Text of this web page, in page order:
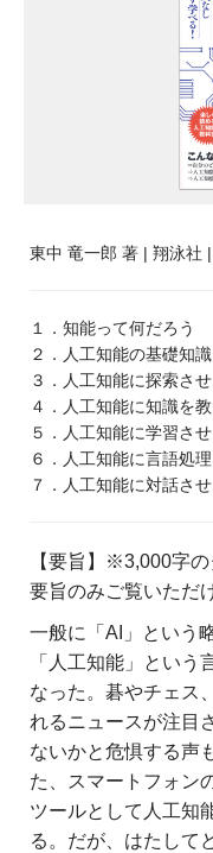
東中 竜一郎 著 | 翔泳社
１．知能って何だろう
２．人工知能の基礎知
３．人工知能に探索させ
４．人工知能に知識を
５．人工知能に学習させ
６．人工知能に言語処
７．人工知能に対話させ
【要旨】※3,000字
要旨のみご覧いただ
一般に「AI」という
「人工知能」という
なった。碁やチェス
れるニュースが注目
ないかと危惧する声
た、スマートフォン
ツールとして人工知
る。だが、はたして